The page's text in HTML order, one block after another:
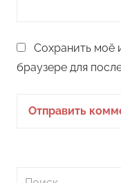
Сохранить моё
браузере для
Поиск